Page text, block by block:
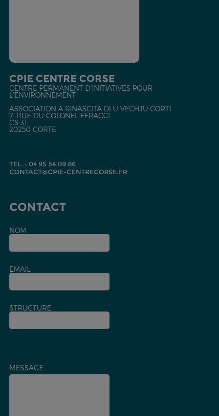
CPIE CENTRE CORSE
CENTRE PERMANENT D'INITIATIVES POUR
L'ENVIRONNEMENT
ASSOCIATION A RINASCITA DI U VECHJU CORTI
7, RUE DU COLONEL FERACCI
CS 31
20250 CORTE
TEL. : 04 95 54 09 86
CONTACT@CPIE-CENTRECORSE.FR
CONTACT
NOM
EMAIL
STRUCTURE
MESSAGE